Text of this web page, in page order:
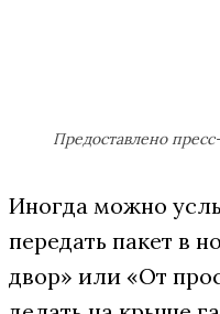
Предоставлено
Иногда можно
передать пакет в
двор» или «От